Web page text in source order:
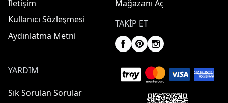
İletişim
Kullanıcı Sözleşmesi
Aydınlatma Metni
Mağazanı Aç
TAKIP ET
YARDIM
Sık Sorulan Sorular